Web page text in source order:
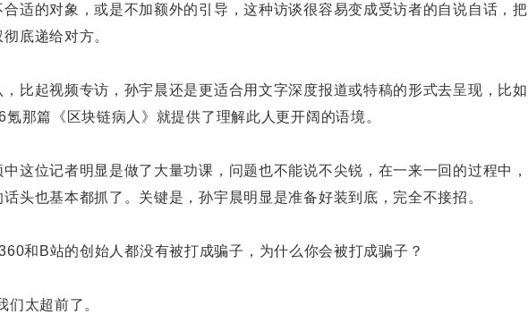
合适的对象，或是不加额外的引导，这种访谈很容易变成受访者的自说自话，把
底递给对方。
，比起视频专访，孙宇晨还是更适合用文字深度报道或特稿的形式去呈现，比如
氪那篇《区块链病人》就提供了理解此人更开阔的语境。
中这位记者明显是做了大量功课，问题也不能说不尖锐，在一来一回的过程中，
话头也基本都抓了。关键是，孙宇晨明显是准备好装到底，完全不接招。
和B站的创始人都没有被打成骗子，为什么你会被打成骗子？
们太超前了。